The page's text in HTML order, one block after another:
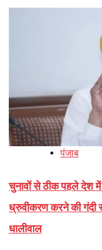
पंजाब
चुनावों से ठीक पहले देश में
ध्रुवीकरण करने की गंदी
धालीवाल